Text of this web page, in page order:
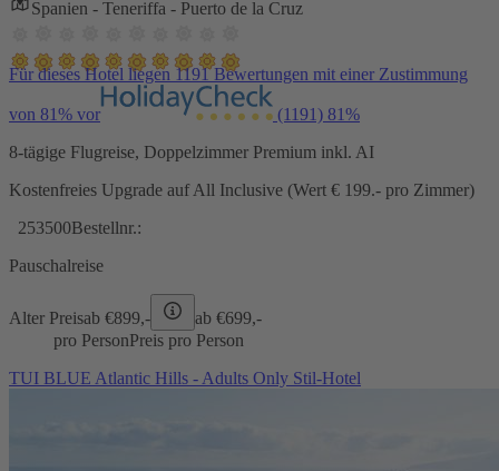
Spanien - Teneriffa - Puerto de la Cruz
Für dieses Hotel liegen 1191 Bewertungen mit einer Zustimmung
von 81% vor (1191) 81%
8-tägige Flugreise, Doppelzimmer Premium inkl. AI
Kostenfreies Upgrade auf All Inclusive (Wert € 199.- pro Zimmer)
253500Bestellnr.:
Pauschalreise
Alter Preisab €899,- ab €699,-
pro PersonPreis pro Person
TUI BLUE Atlantic Hills - Adults Only Stil-Hotel